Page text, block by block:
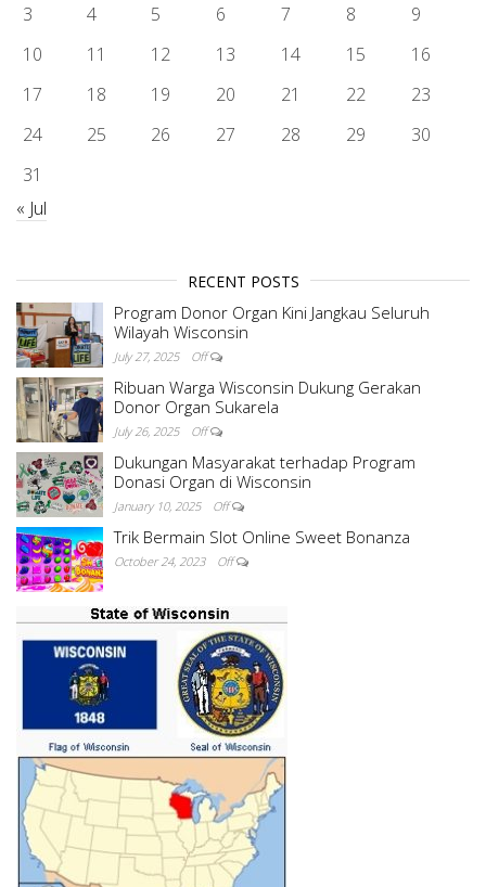
3
4 5 6 7 8
9
10
11 12 13 14 15
16
17
18 19 20 21 22
23
24
25 26 27 28 29
30
31
« Jul
RECENT POSTS
Program Donor Organ Kini Jangkau Seluruh
Wilayah Wisconsin
July 27, 2025 Off
Ribuan Warga Wisconsin Dukung Gerakan
Donor Organ Sukarela
July 26, 2025 Off
Dukungan Masyarakat terhadap Program
Donasi Organ di Wisconsin
January 10, 2025 Off
Trik Bermain Slot Online Sweet Bonanza
October 24, 2023 Off